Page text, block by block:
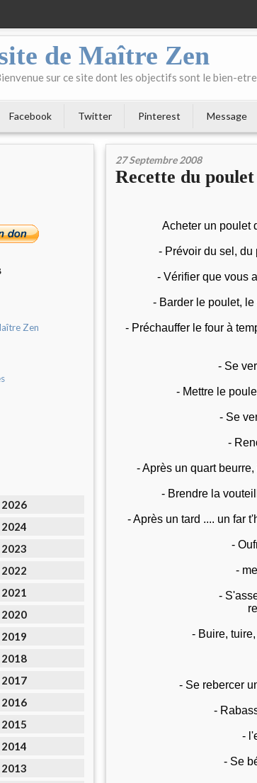
de Maître Zen
sur ce site dont les objectifs sont le bien-
Facebook Twitter Pinterest Message
Zen
2026
2024
2023
2022
2021
2020
2019
2018
2017
2016
2015
2014
2013
27 Septembre 2008
Recette du
Acheter un poulet
- Prévoir du sel,
- Vérifier que vous
- Barder le poulet,
- Préchauffer le four à
- Se
- Mettre le
- Se
-
- Après un quart
- Brendre la
- Après un tard .... un far
-
-
-
- Buire,
- Se rebercer
-
-
- Se